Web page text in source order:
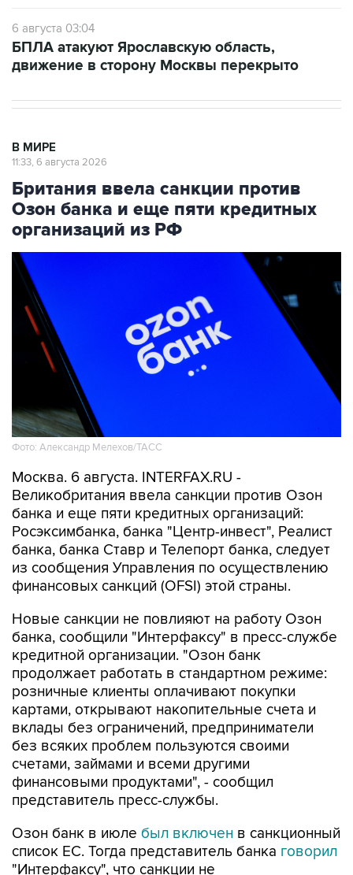
6 августа 03:04
БПЛА атакуют Ярославскую область,
движение в сторону Москвы перекрыто
В МИРЕ
11:33, 6 августа 2026
Британия ввела санкции против
Озон банка и еще пяти кредитных
организаций из РФ
Фото: Александр Мелехов/ТАСС
Москва. 6 августа. INTERFAX.RU -
Великобритания ввела санкции против Озон
банка и еще пяти кредитных организаций:
Росэксимбанка, банка "Центр-инвест", Реалист
банка, банка Ставр и Телепорт банка, следует
из сообщения Управления по осуществлению
финансовых санкций (OFSI) этой страны.
Новые санкции не повлияют на работу Озон
банка, сообщили "Интерфаксу" в пресс-службе
кредитной организации. "Озон банк
продолжает работать в стандартном режиме:
розничные клиенты оплачивают покупки
картами, открывают накопительные счета и
вклады без ограничений, предприниматели
без всяких проблем пользуются своими
счетами, займами и всеми другими
финансовыми продуктами", - сообщил
представитель пресс-службы.
Озон банк в июле был включен в санкционный
список ЕС. Тогда представитель банка говорил
"Интерфаксу", что санкции не